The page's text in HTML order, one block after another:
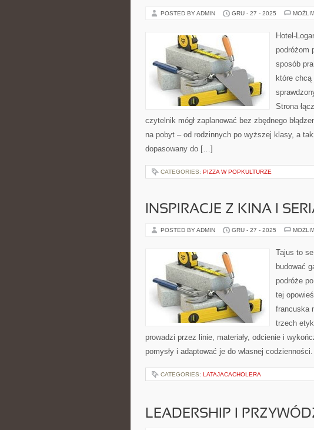
POSTED BY ADMIN GRU - 27 - 2025
Hotel-
podróżom
sposób
które
Strona
czytelnik mógł zaplanować bez zbędnego
na pobyt – od rodzinnych po wyższej klasy, a
dopasowany do […]
CATEGORIES: PIZZA W POPKULTURZE
INSPIRACJE Z KINA I
POSTED BY ADMIN GRU - 27 - 2025
Tajus to
budować
podróże
tej
francuska
trzech
prowadzi przez linie, materiały, odcienie i
pomysły i adaptować je do własnej
CATEGORIES: LATAJACACHOLERA
LEADERSHIP I